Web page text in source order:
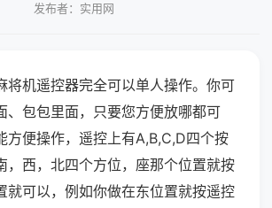
发布者：实用网
将机遥控器完全可以单人操作。你可
、包包里面，只要您方便放哪都可
方便操作，遥控上有A,B,C,D四个按
，西，北四个方位，座那个位置就按
就可以，例如你做在东位置就按遥控